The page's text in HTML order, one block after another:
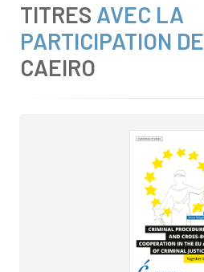
TITRES AVEC LA
PARTICIPATION DE
CAEIRO